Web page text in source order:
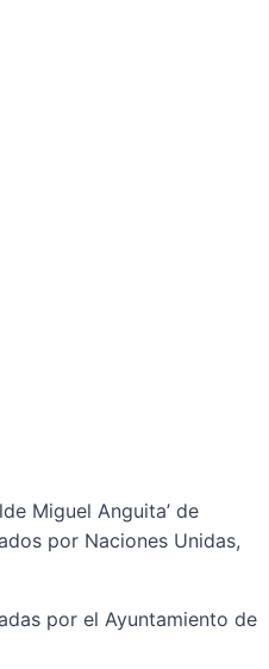
Miguel Anguita’ de
por Naciones Unidas,
por el Ayuntamiento de